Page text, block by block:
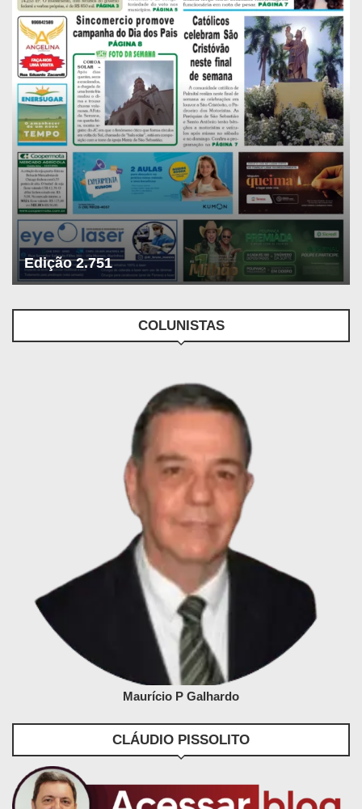
Edição 2.751
COLUNISTAS
Maurício P Galhardo
CLÁUDIO PISSOLITO